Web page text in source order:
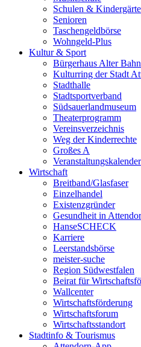
Schulen &
Senioren
Taschengeldbörse
Wohngeld-Plus
Kultur & Sport
Bürgerhaus Alter
Kulturring der Stadt
Stadthalle
Stadtsportverband
Südsauerlandmuseum
Theaterprogramm
Vereinsverzeichnis
Weg der Kinderrechte
Großes A
Veranstaltungskalender
Wirtschaft
Breitband/Glasfaser
Einzelhandel
Existenzgründer
Gesundheit in
HanseSCHECK
Karriere
Leerstandsbörse
meister-suche
Region Südwestfalen
Beirat für
Wallcenter
Wirtschaftsförderung
Wirtschaftsforum
Wirtschaftsstandort
Stadtinfo & Tourismus